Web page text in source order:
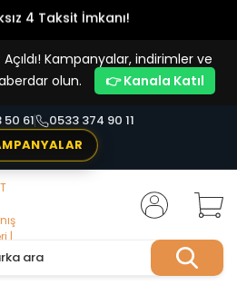
4 Taksit İmkanı!
Açıldı! Kampanyalar, indirimler ve
olun.
👉 Kanala Katıl
61
0533 374 90 11